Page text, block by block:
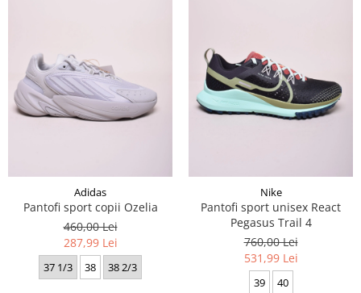
Adidas
Pantofi sport copii Ozelia
460,00 Lei
287,99 Lei
37 1/3 38 38 2/3
Nike
Pantofi sport unisex React
Pegasus Trail 4
760,00 Lei
531,99 Lei
39 40